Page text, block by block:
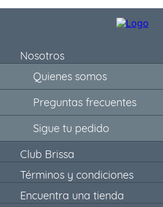
Nosotros
Quienes somos
Preguntas frecuentes
Sigue tu pedido
Club Brissa
Términos y condiciones
Encuentra una tienda